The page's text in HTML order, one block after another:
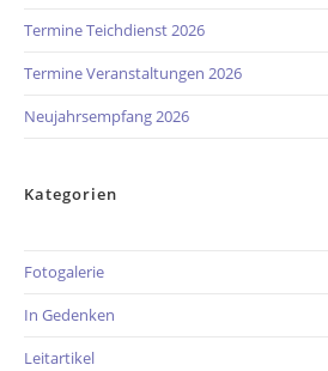
Termine Teichdienst 2026
Termine Veranstaltungen 2026
Neujahrsempfang 2026
Kategorien
Fotogalerie
In Gedenken
Leitartikel